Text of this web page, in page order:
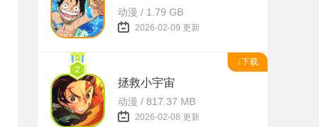
动漫 / 1.79 GB
2026-02-09 更新
↓下载
拯救小宇宙
动漫 / 817.37 MB
2026-02-08 更新